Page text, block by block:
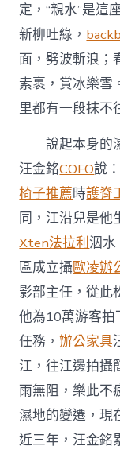
定，“親水”是這
新柳吐綠，
面，劈波斬浪；
素裹，賞冰樂雪
里都有一段抹不
說起本身的
汪金銘COFO說
椅子推薦時護脊
同，江沿兒是他
Xten法拉利泅
區成立攝歐凌辦
影部主任，從此
他為10萬游客拍
任務，辦公家具
江，往江邊拍攝
雨無阻，樂此不
濕地的變遷，現
近三年，汪金銘